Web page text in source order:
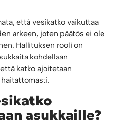
että vesikatko vaikuttaa
arkeen, joten päätös ei ole
Hallituksen rooli on
kohdellaan
katko ajoitetaan
asukkaille?